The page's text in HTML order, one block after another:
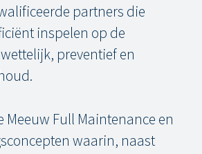
partners die
inspelen op de
preventief en
Meeuw Full Maintenance en
waarin, naast